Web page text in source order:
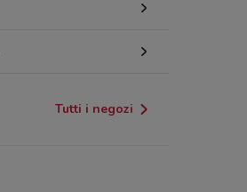
Tutti i negozi